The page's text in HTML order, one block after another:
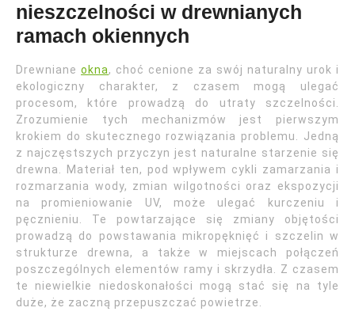
nieszczelności w drewnianych
ramach okiennych
Drewniane okna, choć cenione za swój naturalny urok i
ekologiczny charakter, z czasem mogą ulegać
procesom, które prowadzą do utraty szczelności.
Zrozumienie tych mechanizmów jest pierwszym
krokiem do skutecznego rozwiązania problemu. Jedną
z najczęstszych przyczyn jest naturalne starzenie się
drewna. Materiał ten, pod wpływem cykli zamarzania i
rozmarzania wody, zmian wilgotności oraz ekspozycji
na promieniowanie UV, może ulegać kurczeniu i
pęcznieniu. Te powtarzające się zmiany objętości
prowadzą do powstawania mikropęknięć i szczelin w
strukturze drewna, a także w miejscach połączeń
poszczególnych elementów ramy i skrzydła. Z czasem
te niewielkie niedoskonałości mogą stać się na tyle
duże, że zaczną przepuszczać powietrze.